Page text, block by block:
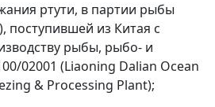
ртути, в партии рыбы
поступившей из Китая с
рыбы, рыбо- и
02001 (Liaoning Dalian Ocean
& Processing Plant);